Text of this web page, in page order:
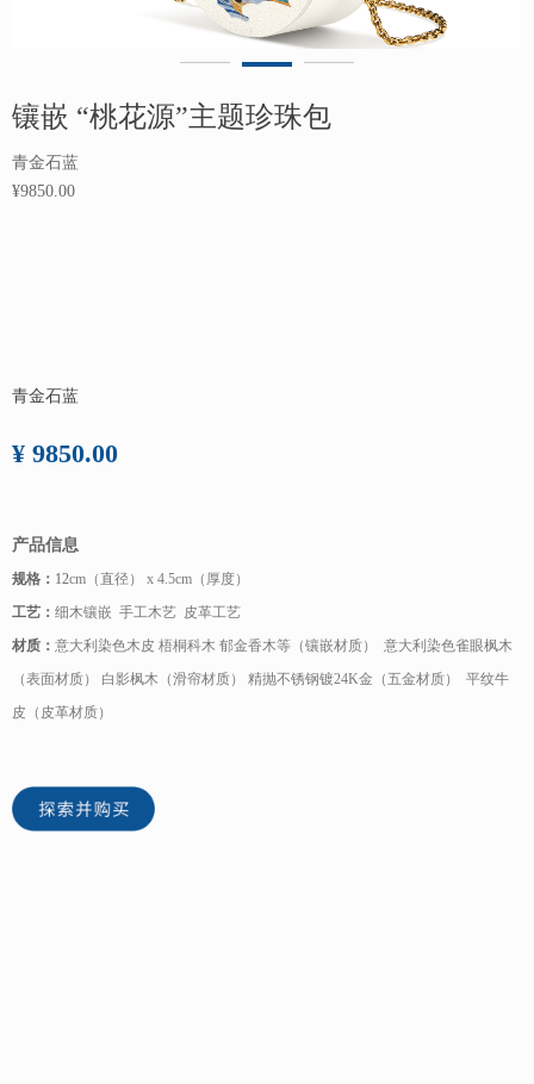
镶嵌 “桃花源”主题珍珠包
青金石蓝
¥9850.00
青金石蓝
¥ 9850.00
产品信息
规格： 12cm（直径） x 4.5cm（厚度）
工艺： 细木镶嵌 手工木艺 皮革工艺
材质： 意大利染色木皮 梧桐科木 郁金香木等（镶嵌材质） 意大利染色雀眼枫木
（表面材质） 白影枫木（滑帘材质） 精抛不锈钢镀24K金（五金材质） 平纹牛
皮（皮革材质）